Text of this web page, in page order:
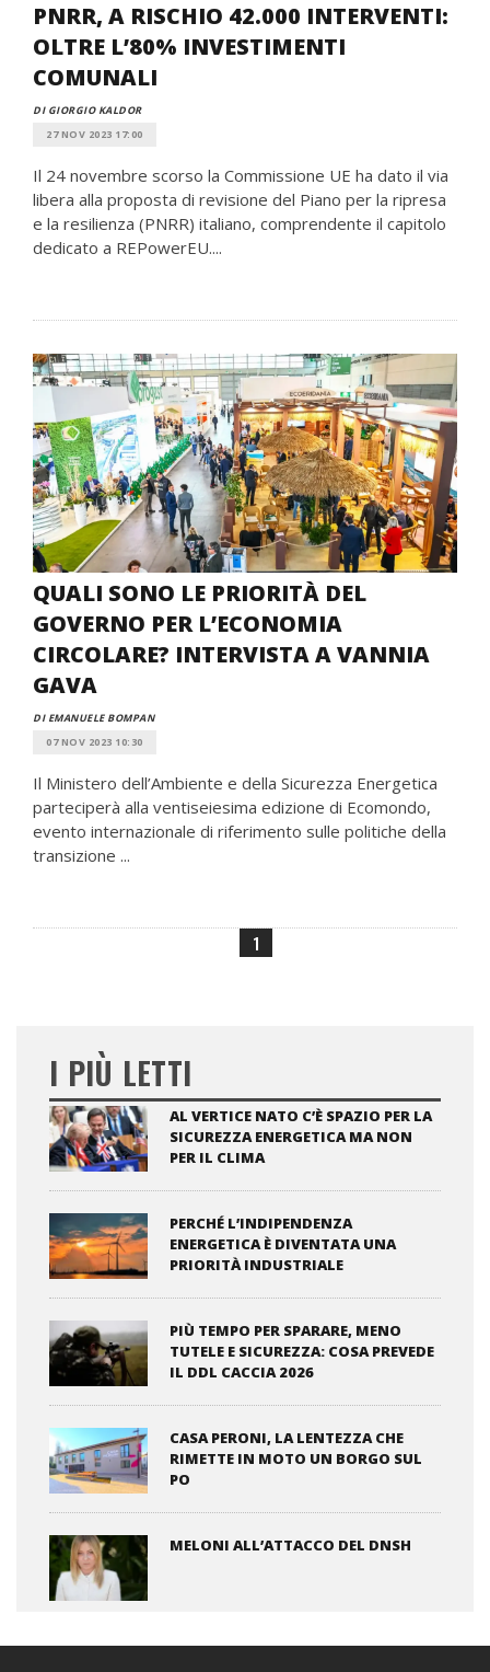
PNRR, A RISCHIO 42.000 INTERVENTI:
OLTRE L’80% INVESTIMENTI
COMUNALI
DI GIORGIO KALDOR
27 NOV 2023 17:00
Il 24 novembre scorso la Commissione UE ha dato il via
libera alla proposta di revisione del Piano per la ripresa
e la resilienza (PNRR) italiano, comprendente il capitolo
dedicato a REPowerEU....
QUALI SONO LE PRIORITÀ DEL
GOVERNO PER L’ECONOMIA
CIRCOLARE? INTERVISTA A VANNIA
GAVA
DI EMANUELE BOMPAN
07 NOV 2023 10:30
Il Ministero dell’Ambiente e della Sicurezza Energetica
parteciperà alla ventiseiesima edizione di Ecomondo,
evento internazionale di riferimento sulle politiche della
transizione ...
1
I PIÙ LETTI
AL VERTICE NATO C’È SPAZIO PER LA
SICUREZZA ENERGETICA MA NON
PER IL CLIMA
PERCHÉ L’INDIPENDENZA
ENERGETICA È DIVENTATA UNA
PRIORITÀ INDUSTRIALE
PIÙ TEMPO PER SPARARE, MENO
TUTELE E SICUREZZA: COSA PREVEDE
IL DDL CACCIA 2026
CASA PERONI, LA LENTEZZA CHE
RIMETTE IN MOTO UN BORGO SUL
PO
MELONI ALL’ATTACCO DEL DNSH